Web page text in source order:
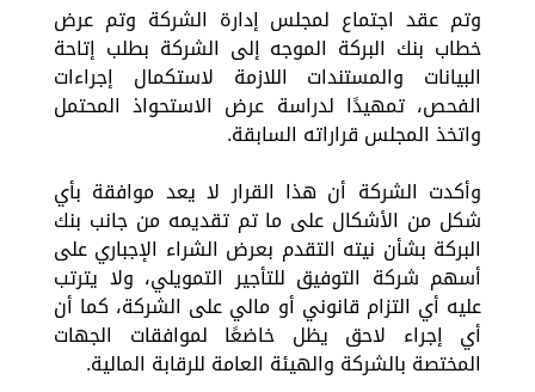
وتم عقد اجتماع لمجلس إدارة الشركة وتم عرض
خطاب بنك البركة الموجه إلى الشركة بطلب إتاحة
البيانات والمستندات اللازمة لاستكمال إجراءات
الفحص، تمهيدًا لدراسة عرض الاستحواذ المحتمل
واتخذ المجلس قراراته السابقة.
وأكدت الشركة أن هذا القرار لا يعد موافقة بأي
شكل من الأشكال على ما تم تقديمه من جانب بنك
البركة بشأن نيته التقدم بعرض الشراء الإجباري على
أسهم شركة التوفيق للتأجير التمويلي، ولا يترتب
عليه أي التزام قانوني أو مالي على الشركة، كما أن
أي إجراء لاحق يظل خاضعًا لموافقات الجهات
المختصة بالشركة والهيئة العامة للرقابة المالية.